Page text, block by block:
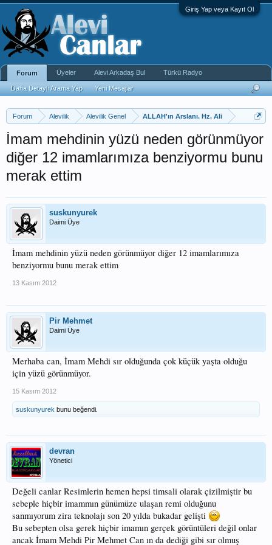
Giriş Yap veya Kayıt Ol
Forum Alevilik Alevilik Genel ALLAH'ın Arslanı. Hz. Ali
İmam mehdinin yüzü neden görünmüyor
diğer 12 imamlarımıza benziyormu bunu
merak ettim
suskunyurek
Daimi Üye
İmam mehdinin yüzü neden görünmüyor diğer 12 imamlarımıza
benziyormu bunu merak ettim
13 Kasım 2012
Pir Mehmet
Daimi Üye
Merhaba can, İmam Mehdi sır olduğunda çok küçük yaşta olduğu
için yüzü görünmüyor.
15 Kasım 2012
suskunyurek bunu beğendi.
devran
Yönetici
Değeli canlar Resimlerin hemen hepsi timsali olarak çizilmiştir bu
sebeple hiçbir imammın günümüze ulaşan remi olduğunu
sanmıyorum zira teknolajı son 20 yılda bukadar gelişti
Bu sebepten olsa gerek hiçbir imamın gerçek görüntüleri değil onlar
ancak İmam Mehdi Pir Mehmet Can ın da dediği gibi sır olmuş
Forum
Daha Detaylı Arama Yap Yeni Mesajlar
Üyeler Alevi Arkadaş Bul Türkü Radyo